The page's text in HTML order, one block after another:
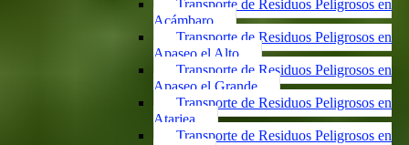
Transporte de Residuos Peligrosos en
Acámbaro
Transporte de Residuos Peligrosos en
Apaseo el Alto
Transporte de Residuos Peligrosos en
Apaseo el Grande
Transporte de Residuos Peligrosos en
Atarjea
Transporte de Residuos Peligrosos en